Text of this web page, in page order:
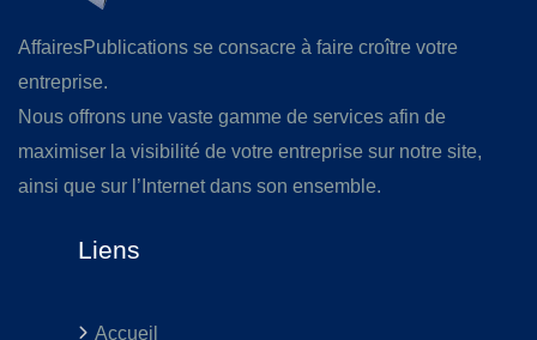
AffairesPublications se consacre à faire croître votre
entreprise.
Nous offrons une vaste gamme de services afin de
maximiser la visibilité de votre entreprise sur notre site,
ainsi que sur l’Internet dans son ensemble.
Liens
Accueil